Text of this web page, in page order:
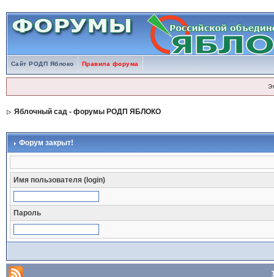
Сайт РОДП Яблоко Правила форума
Яблочный сад - форумы РОДП ЯБЛОКО
Форум закрыт!
Имя пользователя (login)
Пароль